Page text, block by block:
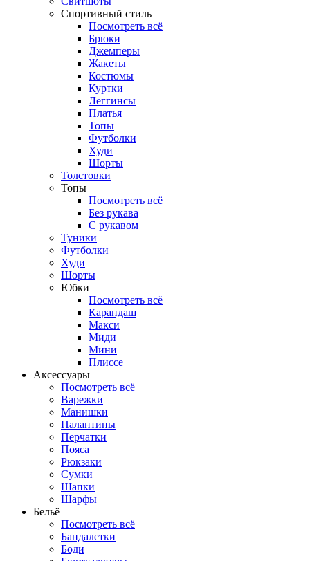
Спортивный стиль
Посмотреть всё
Брюки
Джемперы
Жакеты
Костюмы
Куртки
Леггинсы
Платья
Топы
Футболки
Худи
Шорты
Толстовки
Топы
Посмотреть всё
Без рукава
С рукавом
Туники
Футболки
Худи
Шорты
Юбки
Посмотреть всё
Карандаш
Макси
Миди
Мини
Плиссе
Аксессуары
Посмотреть всё
Варежки
Манишки
Палантины
Перчатки
Пояса
Рюкзаки
Сумки
Шапки
Шарфы
Бельё
Посмотреть всё
Бандалетки
Боди